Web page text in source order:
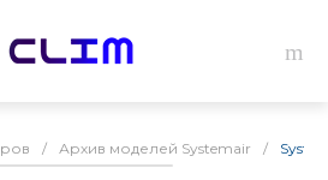
/ Архив моделей Systemair /